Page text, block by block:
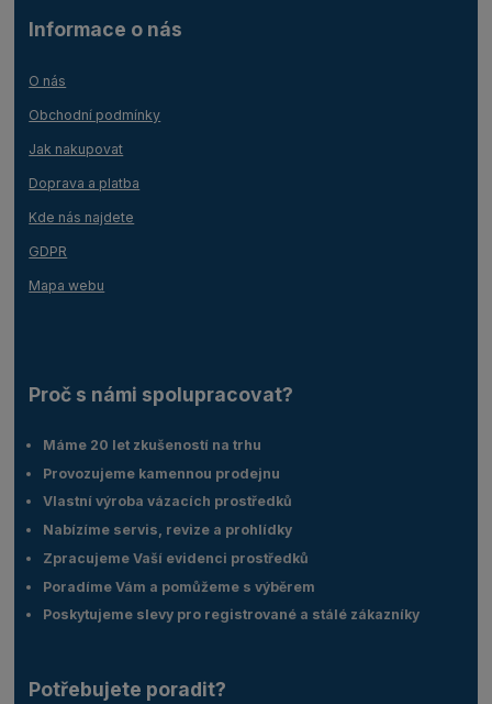
Informace o nás
O nás
Obchodní podmínky
Jak nakupovat
Doprava a platba
Kde nás najdete
GDPR
Mapa webu
Proč s námi spolupracovat?
Máme 20 let zkušeností na trhu
Provozujeme kamennou prodejnu
Vlastní výroba vázacích prostředků
Nabízíme servis, revize a prohlídky
Zpracujeme Vaší evidenci prostředků
Poradíme Vám a pomůžeme s výběrem
Poskytujeme slevy pro registrované a stálé zákazníky
Potřebujete poradit?